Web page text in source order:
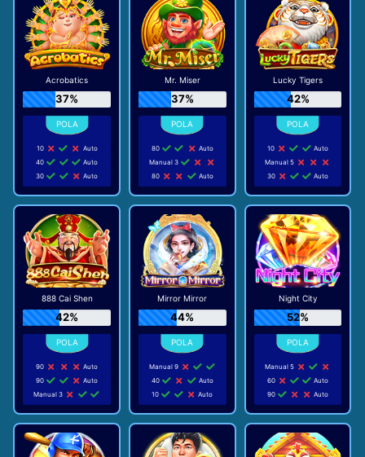
Acrobatics
37%
10
Auto
40
Auto
30
Auto
Mr. Miser
37%
80
Auto
Manual 3
80
Auto
Lucky Tigers
42%
10
Auto
Manual 5
30
Auto
888 Cai Shen
42%
90
Auto
90
Auto
Manual 3
Mirror Mirror
44%
Manual 9
40
Auto
10
Auto
Night City
52%
Manual 5
60
Auto
90
Auto